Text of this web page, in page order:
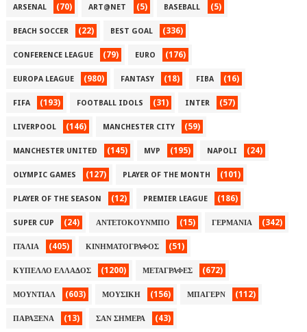
ARSENAL (70) ART@NET (5) BASEBALL (5)
BEACH SOCCER (22) BEST GOAL (336)
CONFERENCE LEAGUE (79) EURO (176)
EUROPA LEAGUE (980) FANTASY (18) FIBA (16)
FIFA (193) FOOTBALL IDOLS (31) INTER (57)
LIVERPOOL (146) MANCHESTER CITY (59)
MANCHESTER UNITED (145) MVP (195) NAPOLI (24)
OLYMPIC GAMES (127) PLAYER OF THE MONTH (101)
PLAYER OF THE SEASON (12) PREMIER LEAGUE (186)
SUPER CUP (24) ΑΝΤΕΤΟΚΟΥΝΜΠΟ (15) ΓΕΡΜΑΝΙΑ (342)
ΙΤΑΛΙΑ (405) ΚΙΝΗΜΑΤΟΓΡΑΦΟΣ (51)
ΚΥΠΕΛΛΟ ΕΛΛΑΔΟΣ (1200) ΜΕΤΑΓΡΑΦΕΣ (672)
ΜΟΥΝΤΙΑΛ (603) ΜΟΥΣΙΚΗ (156) ΜΠΑΓΕΡΝ (112)
ΠΑΡΑΞΕΝΑ (13) ΣΑΝ ΣΗΜΕΡΑ (43)